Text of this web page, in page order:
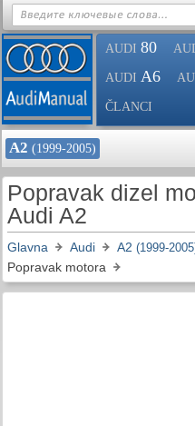
AUDI 80
AUDI A6
ČLANCI
A2 (1999-2005)
Popravak dizel
Audi A2
Glavna Audi A2 (1999-
Popravak motora